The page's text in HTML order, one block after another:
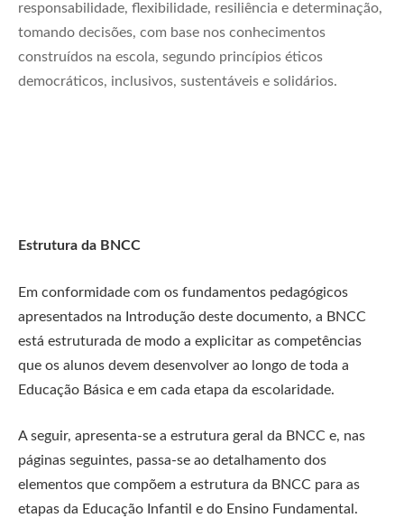
responsabilidade, flexibilidade, resiliência e determinação,
tomando decisões, com base nos conhecimentos
construídos na escola, segundo princípios éticos
democráticos, inclusivos, sustentáveis e solidários.
Estrutura da BNCC
Em conformidade com os fundamentos pedagógicos
apresentados na Introdução deste documento, a BNCC
está estruturada de modo a explicitar as competências
que os alunos devem desenvolver ao longo de toda a
Educação Básica e em cada etapa da escolaridade.
A seguir, apresenta-se a estrutura geral da BNCC e, nas
páginas seguintes, passa-se ao detalhamento dos
elementos que compõem a estrutura da BNCC para as
etapas da Educação Infantil e do Ensino Fundamental.